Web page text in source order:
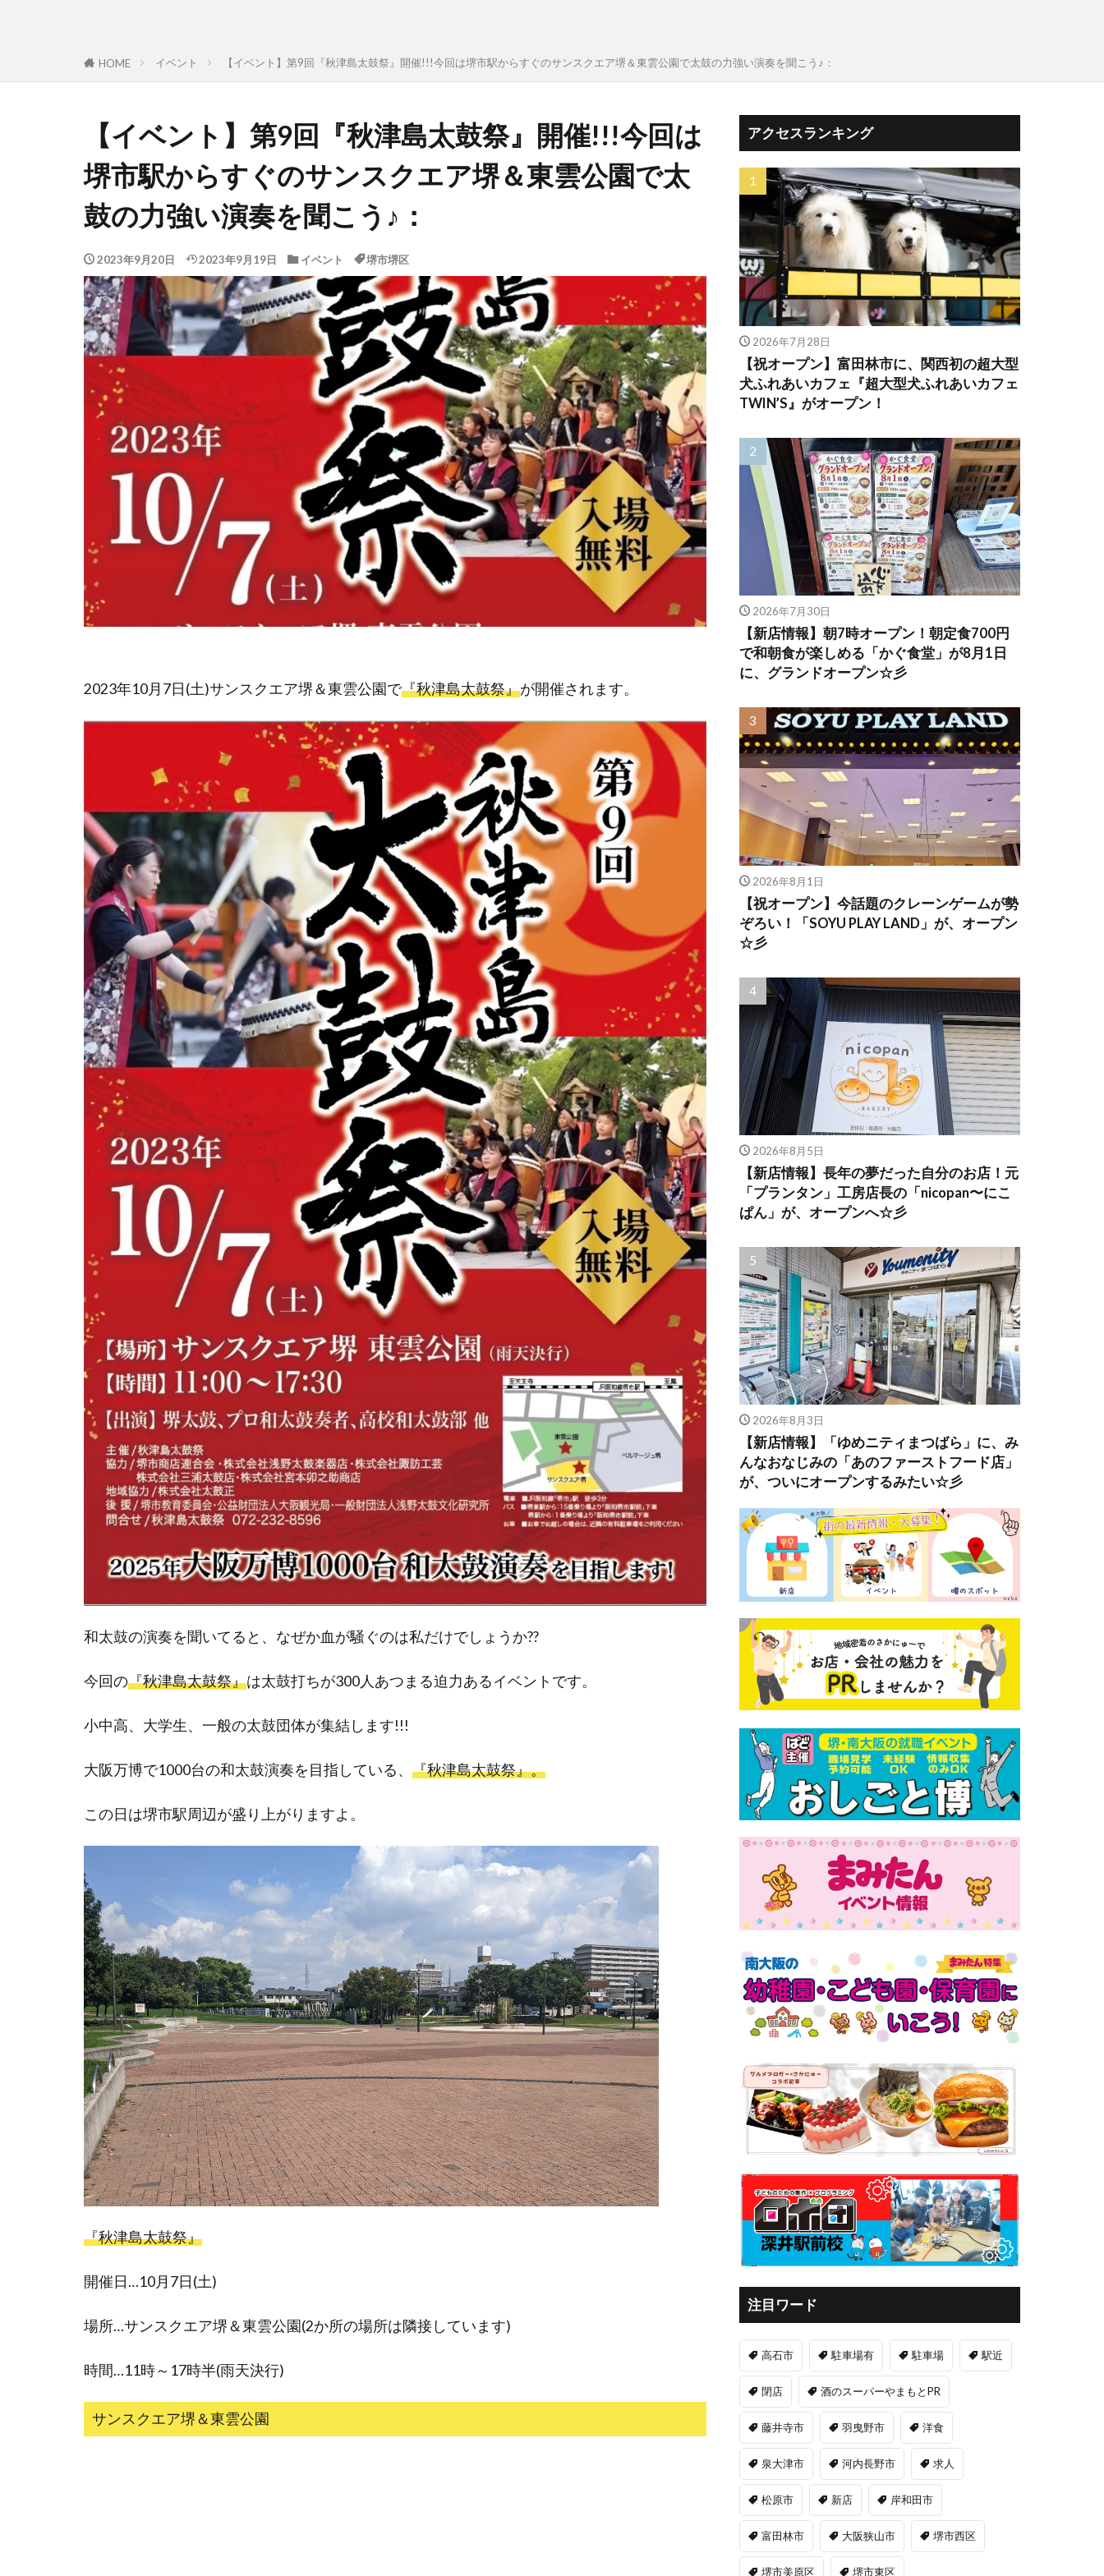
HOME イベント 【イベント】第9回『秋津島太鼓祭』開催!!!今回は堺市駅からすぐのサンスクエア堺＆東雲公園で太鼓の力強い演奏を聞こう♪：
【イベント】第9回『秋津島太鼓祭』開催!!!今回は
堺市駅からすぐのサンスクエア堺＆東雲公園で太
鼓の力強い演奏を聞こう♪：
2023年9月20日 2023年9月19日 イベント 堺市堺区
2023年10月7日(土)サンスクエア堺＆東雲公園で『秋津島太鼓祭』が開催されます。
和太鼓の演奏を聞いてると、なぜか血が騒ぐのは私だけでしょうか??
今回の『秋津島太鼓祭』は太鼓打ちが300人あつまる迫力あるイベントです。
小中高、大学生、一般の太鼓団体が集結します!!!
大阪万博で1000台の和太鼓演奏を目指している、 『秋津島太鼓祭』。
この日は堺市駅周辺が盛り上がりますよ。
『秋津島太鼓祭』
開催日…10月7日(土)
場所…サンスクエア堺＆東雲公園(2か所の場所は隣接しています)
時間…11時～17時半(雨天決行)
サンスクエア堺＆東雲公園
アクセスランキング
2026年7月28日
【祝オープン】富田林市に、関西初の超大型
犬ふれあいカフェ『超大型犬ふれあいカフェ
TWIN’S』がオープン！
2026年7月30日
【新店情報】朝7時オープン！朝定食700円
で和朝食が楽しめる「かぐ食堂」が8月1日
に、グランドオープン☆彡
2026年8月1日
【祝オープン】今話題のクレーンゲームが勢
ぞろい！「SOYU PLAY LAND」が、オープン
☆彡
2026年8月5日
【新店情報】長年の夢だった自分のお店！元
「プランタン」工房店長の「nicopan〜にこ
ぱん」が、オープンへ☆彡
2026年8月3日
【新店情報】「ゆめニティまつばら」に、み
んなおなじみの「あのファーストフード店」
が、ついにオープンするみたい☆彡
注目ワード
高石市 駐車場有 駐車場 駅近
閉店 酒のスーパーやまもとPR
藤井寺市 羽曳野市 洋食
泉大津市 河内長野市 求人
松原市 新店 岸和田市
富田林市 大阪狭山市 堺市西区
堺市美原区 堺市東区